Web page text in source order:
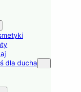
dla ducha